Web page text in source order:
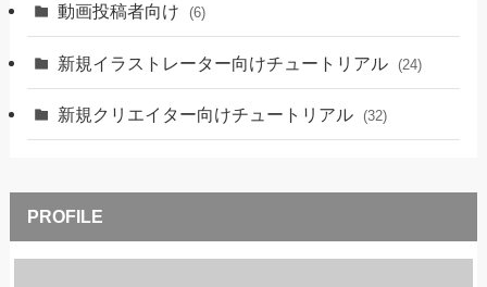
動画投稿者向け (6)
新規イラストレーター向けチュートリアル (24)
新規クリエイター向けチュートリアル (32)